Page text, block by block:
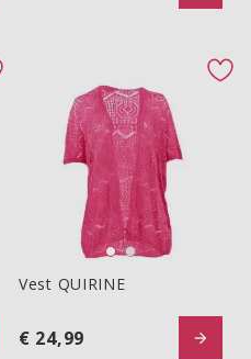
favorite button
Vest QUIRINE
Vest QUIRINE
€ 24,99